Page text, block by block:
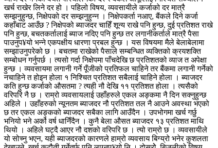
खर्च राखेर लिने दर हो । पहिलो विषय, व्यवसायीले कर्जाको दर मात्रै
सम्झनुहुन्छ, निक्षेपको दर सम्झनुहुन्न । निक्षेपकर्ता नआए, बैंकले दिने कर्जा
कहाँबाट आउँछ ? निक्षेपको ब्याजदर चाहिँ शून्य राखे पनि हुन्छ, दुई प्रतिशत राखे
पनि हुन्छ, बचतकर्तालाई ब्याज नदिए पनि हुन्छ तर लगानीकर्ताले मात्रै पैसा
पाउनुप¥यो भन्ने एकपक्षीय धारणा प्रबल हुन्छ । यस विषयमा मैले बेलाबेलामा
सम्झाउनुपरेको छ । बचतमा राखेको पैसाले सम्बन्धित व्यक्तिको क्रयशक्ति
सम्बोधन गर्नुपर्छ । त्यसो गर्दा निक्षेपमा पाँचदेखि छ प्रतिशतको व्याज त अपेक्षा
हुन्छ । व्यवसायमा लगानी गर्ने पूँजीको प्रतिफल चाहिने तर बैंकमा लगानी गर्नेको
नचाहिने त होइन होला १ निश्चित प्रतिशत सबैलाई चाहिने होला । ब्याजदर
कति हुन्छ कर्जाको औसतमा ? त्यही नौ देखि ११ प्रतिशत होला । त्यसैको
वरिपरि नै छ । राम्रो व्यवसायलाई उहाँहरुले एकल अङ्कमा नै दिन सक्नुहुन्छ
अहिले । उहाँहरुको न्यूनतम ब्याजदर नौ प्रतिशत तल नै आउने अवस्था भएको
छ तर एकल अङ्कको ब्याजदर सबैका लागि आउँदैन । उपभोगमा खर्च गर्छु
भनियो भने अर्को वर्ष धानिँदैन । कुनै बेला औसत ब्याजदर १३ प्रतिशत माथि
थियो । अहिले घट्दै आएर नौ दशको वरिपरि छ । त्यो राम्रो छ । व्यवसायीले
यो सोच्नु भएन, यही ब्याजदरको कारणले हाम्रो व्यवसाय बिग्य्रो भनेर कुशलता